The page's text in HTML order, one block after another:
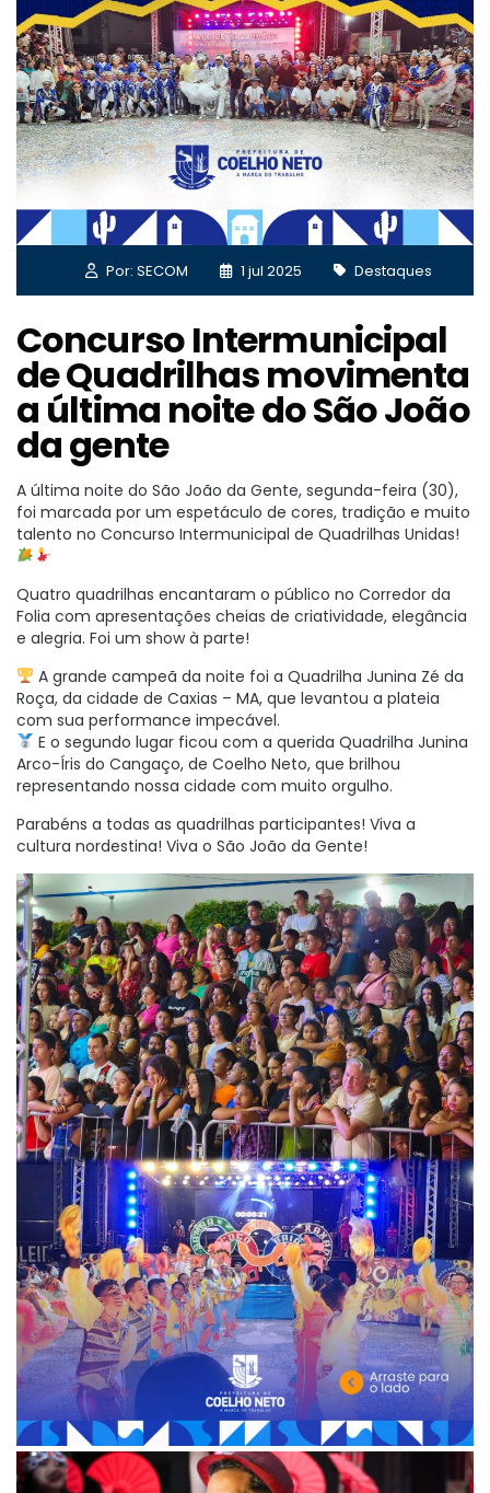
Por: SECOM 1 jul 2025 Destaques
Concurso Intermunicipal
de Quadrilhas movimenta
a última noite do São João
da gente
A última noite do São João da Gente, segunda-feira (30),
foi marcada por um espetáculo de cores, tradição e muito
talento no Concurso Intermunicipal de Quadrilhas Unidas!
Quatro quadrilhas encantaram o público no Corredor da
Folia com apresentações cheias de criatividade, elegância
e alegria. Foi um show à parte!
A grande campeã da noite foi a Quadrilha Junina Zé da
Roça, da cidade de Caxias – MA, que levantou a plateia
com sua performance impecável.
E o segundo lugar ficou com a querida Quadrilha Junina
Arco-Íris do Cangaço, de Coelho Neto, que brilhou
representando nossa cidade com muito orgulho.
Parabéns a todas as quadrilhas participantes! Viva a
cultura nordestina! Viva o São João da Gente!